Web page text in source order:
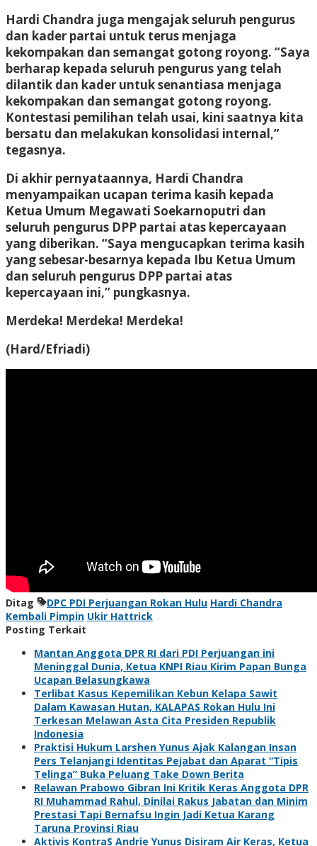
Hardi Chandra juga mengajak seluruh pengurus
dan kader partai untuk terus menjaga
kekompakan dan semangat gotong royong. “Saya
berharap kepada seluruh pengurus yang telah
dilantik dan kader untuk senantiasa menjaga
kekompakan dan semangat gotong royong.
Kontestasi pemilihan telah usai, kini saatnya kita
bersatu dan melakukan konsolidasi internal,”
tegasnya.
Di akhir pernyataannya, Hardi Chandra
menyampaikan ucapan terima kasih kepada
Ketua Umum Megawati Soekarnoputri dan
seluruh pengurus DPP partai atas kepercayaan
yang diberikan. “Saya mengucapkan terima kasih
yang sebesar-besarnya kepada Ibu Ketua Umum
dan seluruh pengurus DPP partai atas
kepercayaan ini,” pungkasnya.
Merdeka! Merdeka! Merdeka!
(Hard/Efriadi)
Ditag DPC PDI Perjuangan Rokan Hulu Hardi Chandra
Kembali Pimpin Ukir Hattrick
Posting Terkait
Mantan Anggota DPR RI dari PDI Perjuangan ini
Meninggal Dunia, Ketua KNPI Riau Kirim Papan Bunga
Ucapan Belasungkawa
Terlibat Kasus Kepemilikan Kebun Kelapa Sawit
Dalam Kawasan Hutan, KALAPAS Rokan Hulu Ini
Terkesan Melawan Asta Cita Presiden Republik
Indonesia
Praktisi Hukum Larshen Yunus Ajak Kalangan Insan
Pers Telanjangi Identitas Pejabat dan Aparat “Tipis
Telinga” Buka Peluang Take Down Berita
Relawan Prabowo Gibran Ini Kritik Keras Anggota DPR
RI Muhammad Rahul, Dinilai Rakus Jabatan dan Minim
Prestasi Tapi Bernafsu Ingin Jadi Ketua Karang
Taruna Provinsi Riau
Aktivis KontraS Andrie Yunus Disiram Air Keras, Ketua